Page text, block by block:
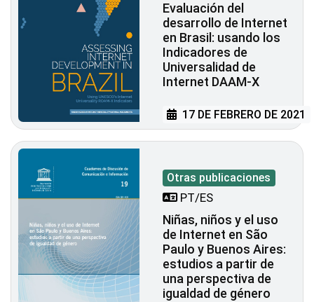
Evaluación del
desarrollo de Internet
en Brasil: usando los
Indicadores de
Universalidad de
Internet DAAM-X
17 DE FEBRERO DE 2021
Otras publicaciones
PT/ES
Niñas, niños y el uso
de Internet en São
Paulo y Buenos Aires:
estudios a partir de
una perspectiva de
igualdad de género